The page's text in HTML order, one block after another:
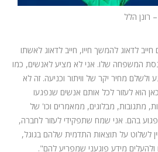
רונן הלל
לדאוג להמשך חייו, חייב לדאוג לאשתו
המשפחה שלו. אני לא מציע לאנשים, כמו
ולשלם מחיר יקר של וויתור וכניעה. זה לא
הוא לעזור לכל אותם אנשים שנפגעו
מתגובות, מבלוגים, ממאמרים וכו' של
בהם. אני שמח שתפקידי לעזור לחברה,
לשלוט על תוצאות התדמית שלהם בגוגל,
מידע פוגעני שמפריע להם".